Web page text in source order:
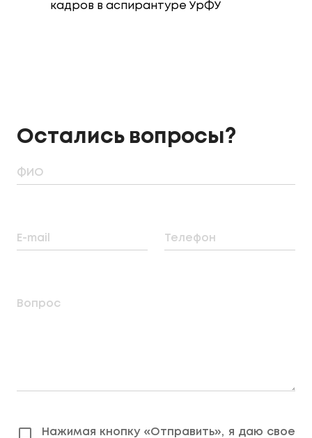
кадров в аспирантуре УрФУ
Остались вопросы?
ФИО
E-mail Телефон
Вопрос
Нажимая кнопку «Отправить», я даю свое